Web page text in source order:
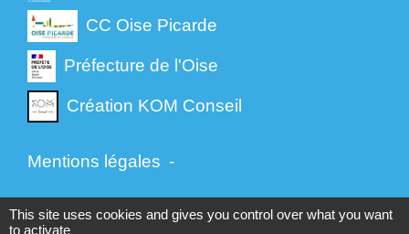
CC Oise Picarde
Préfecture de l'Oise
Création KOM Conseil
Mentions légales -
Politique de confidentialité - Accessibilité -
This site uses cookies and gives you control over what you want
to activate